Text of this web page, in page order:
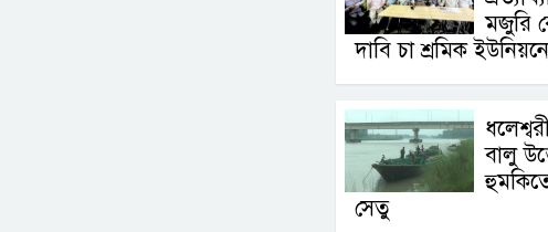
মজুরি
দাবি চা শ্রমিক
বালু
সেতু